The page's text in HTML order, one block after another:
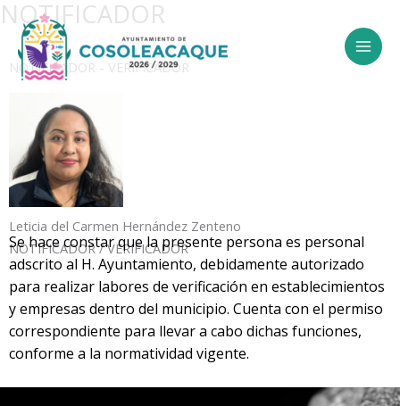
Ir
contenido
NOTIFICADOR
NOTIFICADOR - VERIFICADOR
Leticia del Carmen Hernández Zenteno
NOTIFICADOR / VERIFICADOR
Se hace constar que la presente persona es personal
adscrito al H. Ayuntamiento, debidamente autorizado
para realizar labores de verificación en establecimientos
y empresas dentro del municipio. Cuenta con el permiso
correspondiente para llevar a cabo dichas funciones,
conforme a la normatividad vigente.